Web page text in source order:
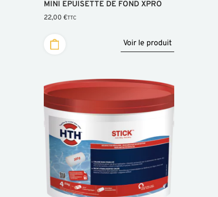
MINI EPUISETTE DE FOND XPRO
22,00 €TTC
Voir le produit